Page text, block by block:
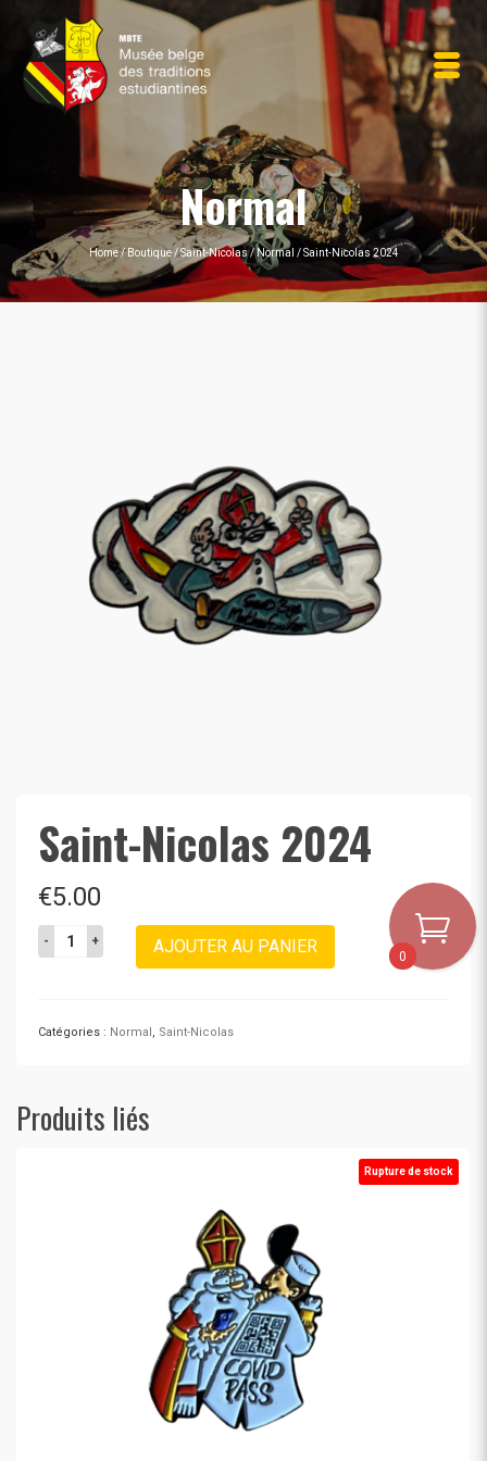
Normal
Home/Boutique /Saint-Nicolas/Normal / Saint-Nicolas 2024
Saint-Nicolas 2024
€5.00
quantité
de
AJOUTER AU PANIER
Catégories : Normal, Saint-Nicolas
Produits liés
Rupture de stock
0